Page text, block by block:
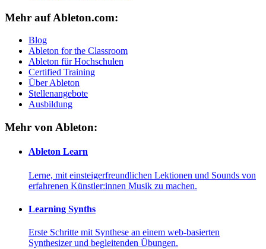
Mehr auf Ableton.com:
Blog
Ableton for the Classroom
Ableton für Hochschulen
Certified Training
Über Ableton
Stellenangebote
Ausbildung
Mehr von Ableton:
Ableton Learn
Lerne, mit einsteigerfreundlichen Lektionen und Sounds von
erfahrenen Künstler:innen Musik zu machen.
Learning Synths
Erste Schritte mit Synthese an einem web-basierten
Synthesizer und begleitenden Übungen.